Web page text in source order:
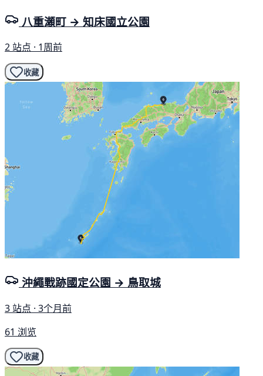
八重瀬町 → 知床國立公園
2 站点 · 1周前
收藏
沖繩戰跡國定公園 → 鳥取城
3 站点 · 3个月前
61 浏览
收藏